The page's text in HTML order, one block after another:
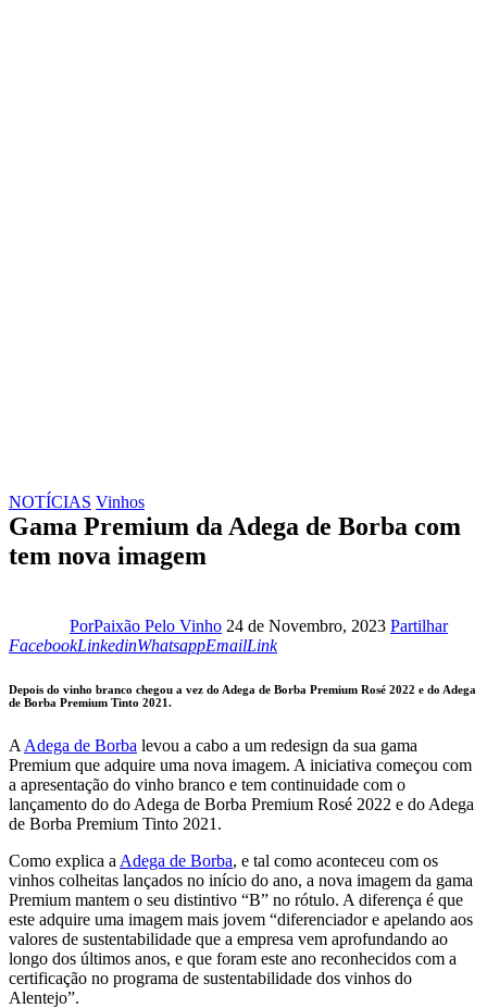
NOTÍCIAS Vinhos
Gama Premium da Adega de Borba com
tem nova imagem
PorPaixão Pelo Vinho 24 de Novembro, 2023 Partilhar
FacebookLinkedin
LinkedinWhatsapp
WhatsappEmail
EmailCopy
to
Link
Depois do vinho branco chegou a vez do Adega de Borba Premium Rosé 2022 e do Adega
de Borba Premium Tinto 2021.
A Adega de Borba levou a cabo a um redesign da sua gama
Premium que adquire uma nova imagem. A iniciativa começou com
a apresentação do vinho branco e tem continuidade com o
lançamento do do Adega de Borba Premium Rosé 2022 e do Adega
de Borba Premium Tinto 2021.
Como explica a Adega de Borba, e tal como aconteceu com os
vinhos colheitas lançados no início do ano, a nova imagem da gama
Premium mantem o seu distintivo “B” no rótulo. A diferença é que
este adquire uma imagem mais jovem “diferenciador e apelando aos
valores de sustentabilidade que a empresa vem aprofundando ao
longo dos últimos anos, e que foram este ano reconhecidos com a
certificação no programa de sustentabilidade dos vinhos do
Alentejo”.